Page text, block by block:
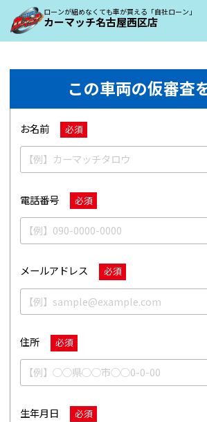
ローンが組めなくても車が買える「自社ローン」
カーマッチ名古屋西区店
この車両の仮審査
お名前 必須
電話番号 必須
メールアドレス 必須
住所 必須
生年月日 必須